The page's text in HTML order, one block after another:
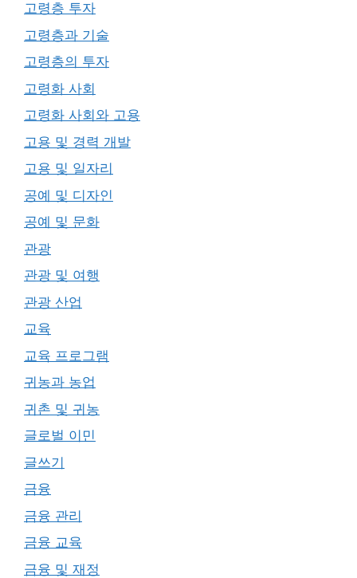
고령층 투자
고령층과 기술
고령층의 투자
고령화 사회
고령화 사회와 고용
고용 및 경력 개발
고용 및 일자리
공예 및 디자인
공예 및 문화
관광
관광 및 여행
관광 산업
교육
교육 프로그램
귀농과 농업
귀촌 및 귀농
글로벌 이민
글쓰기
금융
금융 관리
금융 교육
금융 및 재정